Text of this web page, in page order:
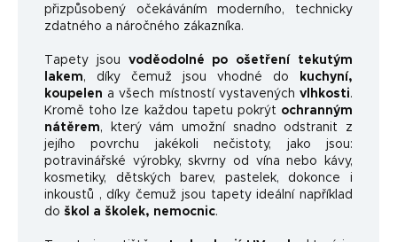
přizpůsobený očekáváním moderního, technicky
zdatného a náročného zákazníka.
Tapety jsou voděodolné po ošetření tekutým
lakem, díky čemuž jsou vhodné do
kuchyní,
koupelen a všech místností vystavených vlhkosti.
Kromě toho lze každou tapetu pokrýt ochranným
nátěrem, který vám umožní snadno odstranit z
jejího povrchu jakékoli nečistoty, jako jsou:
potravinářské výrobky, skvrny od vína nebo kávy,
kosmetiky, dětských barev, pastelek, dokonce i
inkoustů , díky čemuž jsou tapety ideální například
do škol a školek, nemocnic.